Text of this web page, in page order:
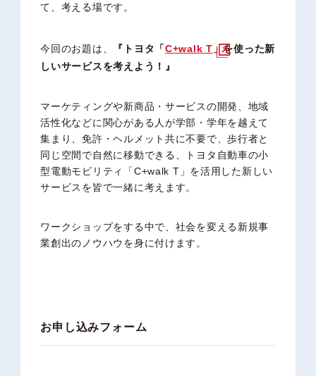
て、考える場です。
今回のお題は、 『トヨタ「C+walk T 」を使った新
しいサービスを考えよう！』
マーケティングや新商品・サービスの開発、地域
活性化などに関心がある人が学部・学年を越えて
集まり、免許・ヘルメット共に不要で、歩行者と
同じ空間で自然に移動できる、トヨタ自動車の小
型電動モビリティ「C+walk T」を活用した新しい
サービスを皆で一緒に考えます。
ワークショップをする中で、社会を変える新規事
業創出のノウハウを身に付けます。
お申し込みフォーム